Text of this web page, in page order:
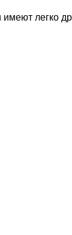
легко